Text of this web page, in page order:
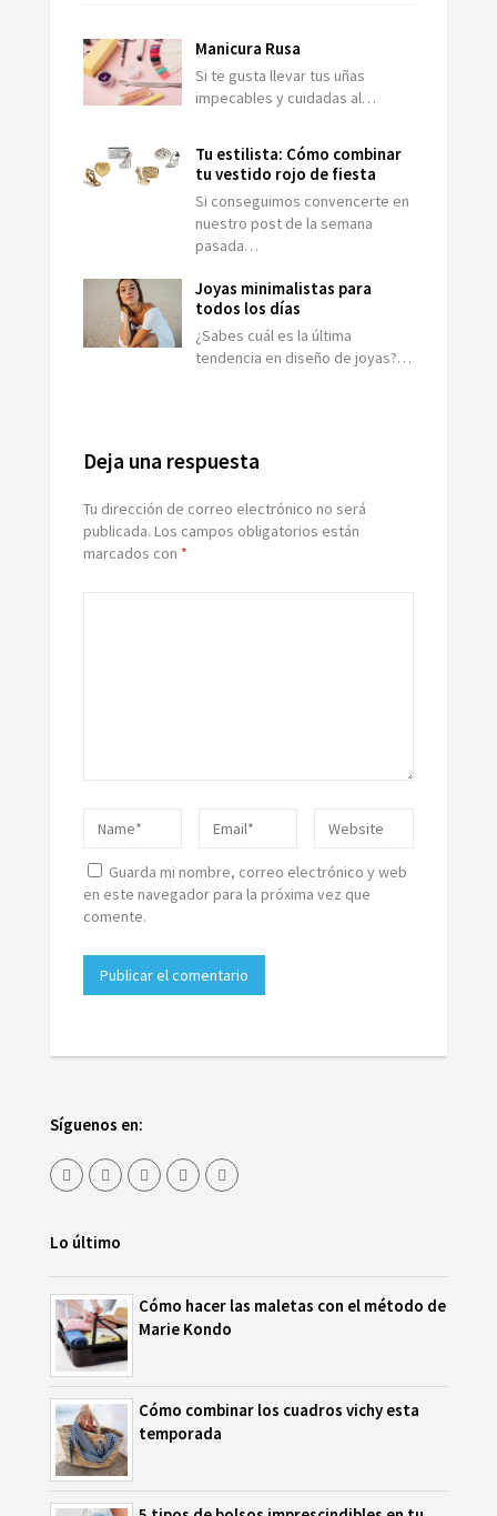
Manicura Rusa
Si te gusta llevar tus uñas
impecables y cuidadas al…
Tu estilista: Cómo combinar
tu vestido rojo de fiesta
Si conseguimos convencerte en
nuestro post de la semana
pasada…
Joyas minimalistas para
todos los días
¿Sabes cuál es la última
tendencia en diseño de joyas?…
Deja una respuesta
Tu dirección de correo electrónico no será
publicada. Los campos obligatorios están
marcados con *
Guarda mi nombre, correo electrónico y web
en este navegador para la próxima vez que
comente.
Síguenos en:
Lo último
Cómo hacer las maletas con el método de
Marie Kondo
Cómo combinar los cuadros vichy esta
temporada